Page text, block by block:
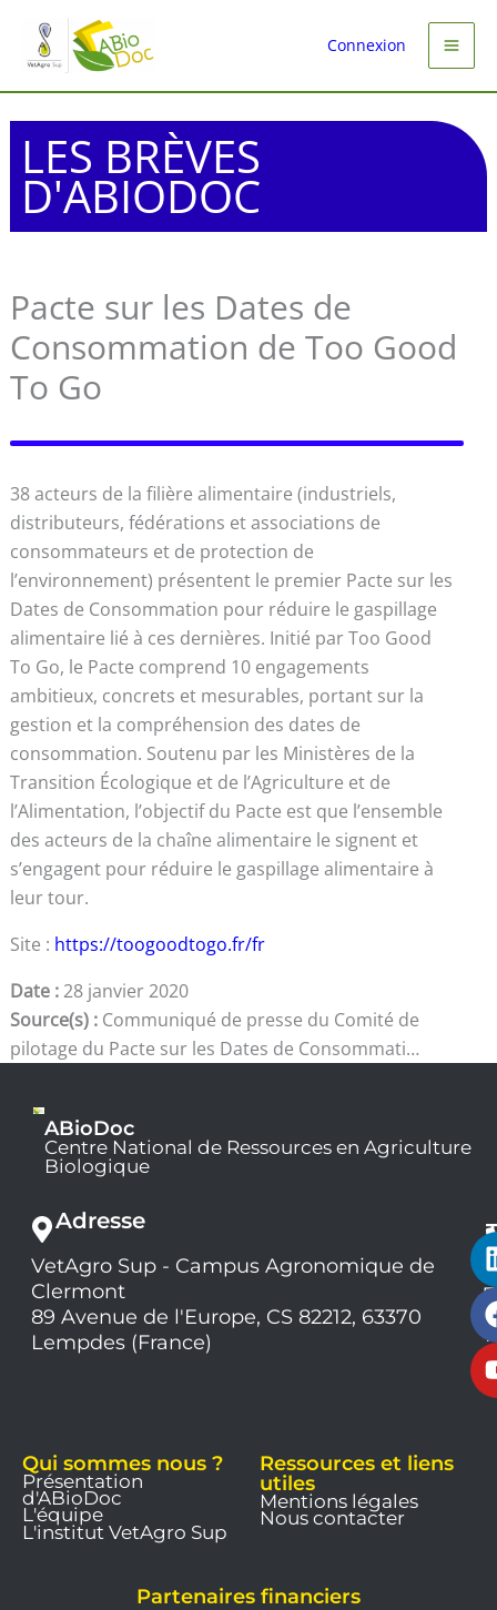
contenu
Connexion
LES BRÈVES
D'ABIODOC
Pacte sur les Dates de
Consommation de Too Good
To Go
38 acteurs de la filière alimentaire (industriels,
distributeurs, fédérations et associations de
consommateurs et de protection de
l’environnement) présentent le premier Pacte sur les
Dates de Consommation pour réduire le gaspillage
alimentaire lié à ces dernières. Initié par Too Good
To Go, le Pacte comprend 10 engagements
ambitieux, concrets et mesurables, portant sur la
gestion et la compréhension des dates de
consommation. Soutenu par les Ministères de la
Transition Écologique et de l’Agriculture et de
l’Alimentation, l’objectif du Pacte est que l’ensemble
des acteurs de la chaîne alimentaire le signent et
s’engagent pour réduire le gaspillage alimentaire à
leur tour.
Site : https://toogoodtogo.fr/fr
Date :28 janvier 2020
Source(s) : Communiqué de presse du Comité de
pilotage du Pacte sur les Dates de Consommati…
ABioDoc
Centre National de Ressources en Agriculture
Biologique
Adresse
VetAgro Sup - Campus Agronomique de
Clermont
89 Avenue de l'Europe, CS 82212, 63370
Lempdes (France)
Qui sommes nous ?
Présentation
d'ABioDoc
L'équipe
L'institut VetAgro Sup
Ressources et liens
utiles
Mentions légales
Nous contacter
Partenaires financiers